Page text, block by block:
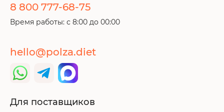
8 800 777-68-75
Время работы: с 8:00 до 00:00
hello@polza.diet
Для поставщиков